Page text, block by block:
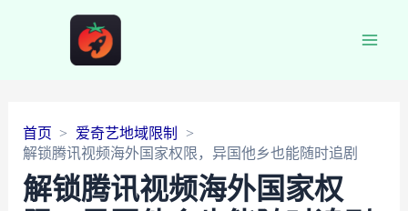
首页
爱奇艺地域限制
解锁腾讯视频海外国家权限，异国他乡也能随时追剧
解锁腾讯视频海外国家权